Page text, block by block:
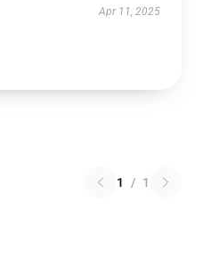
Apr 11, 2025
1 / 1